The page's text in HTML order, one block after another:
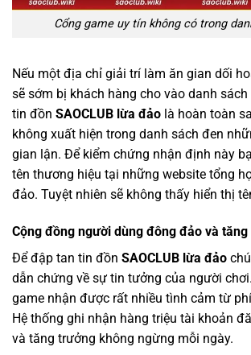
Cổng game uy tín không có trong
Nếu một địa chỉ giải trí làm ăn gian dối
sẽ sớm bị khách hàng cho vào danh
tin đồn SAOCLUB lừa đảo là hoàn toàn
không xuất hiện trong danh sách đen
gian lận. Để kiểm chứng nhận định này
tên thương hiệu tại những website tổng
đảo. Tuyệt nhiên sẽ không thấy hiển thị
Cộng đồng người dùng đông đảo và
Để đập tan tin đồn SAOCLUB lừa đảo
dẫn chứng về sự tin tưởng của người
game nhận được rất nhiều tình cảm từ
Hệ thống ghi nhận hàng triệu tài khoản
và tăng trưởng không ngừng mỗi ngày.